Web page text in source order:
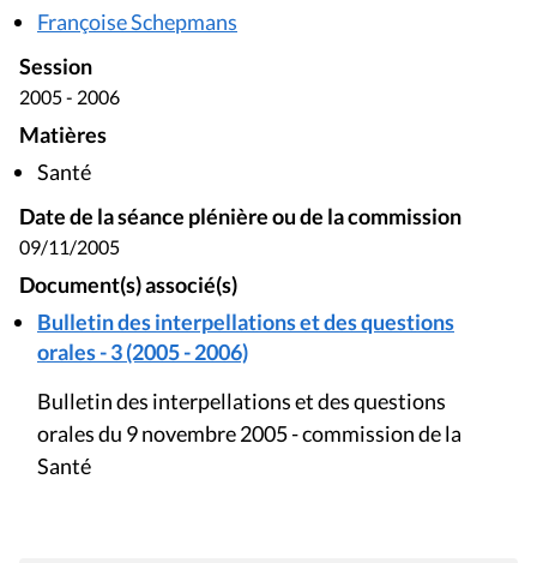
Françoise Schepmans
Session
2005 - 2006
Matières
Santé
Date de la séance plénière ou de la commission
09/11/2005
Document(s) associé(s)
Bulletin des interpellations et des questions
orales - 3 (2005 - 2006)
Bulletin des interpellations et des questions
orales du 9 novembre 2005 - commission de la
Santé